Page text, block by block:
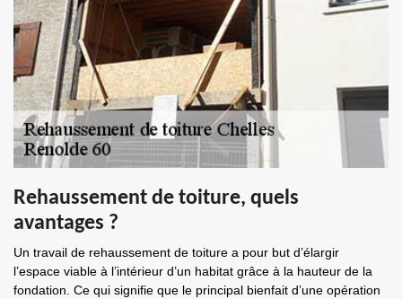
Rehaussement de toiture, quels
avantages ?
Un travail de rehaussement de toiture a pour but d’élargir
l’espace viable à l’intérieur d’un habitat grâce à la hauteur de la
fondation. Ce qui signifie que le principal bienfait d’une opération